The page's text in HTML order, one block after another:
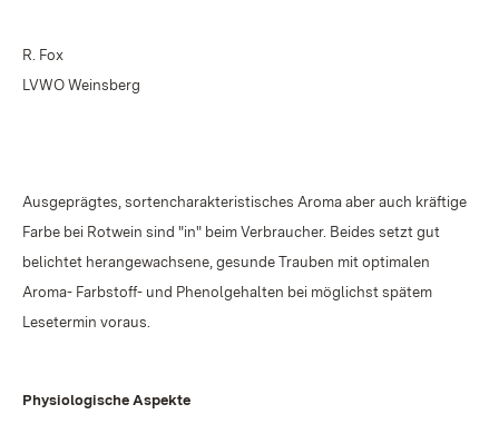
R. Fox
LVWO Weinsberg
Ausgeprägtes, sortencharakteristisches Aroma aber auch kräftige
Farbe bei Rotwein sind "in" beim Verbraucher. Beides setzt gut
belichtet herangewachsene, gesunde Trauben mit optimalen
Aroma- Farbstoff- und Phenolgehalten bei möglichst spätem
Lesetermin voraus.
Physiologische Aspekte